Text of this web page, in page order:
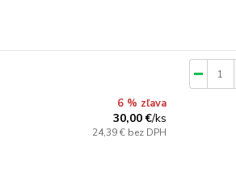
6 % zľava
30,00 €/ks
24,39 € bez DPH